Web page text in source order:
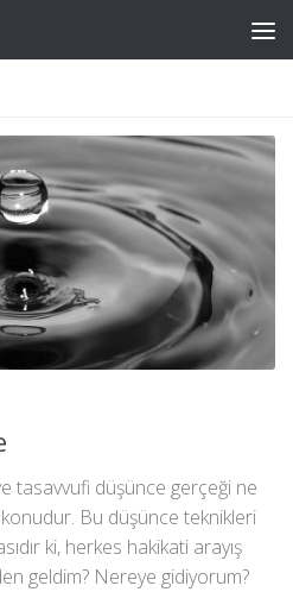
tasavvufi düşünce gerçeği ne
konudur. Bu düşünce teknikleri
ki, herkes hakikati arayış
geldim? Nereye gidiyorum?